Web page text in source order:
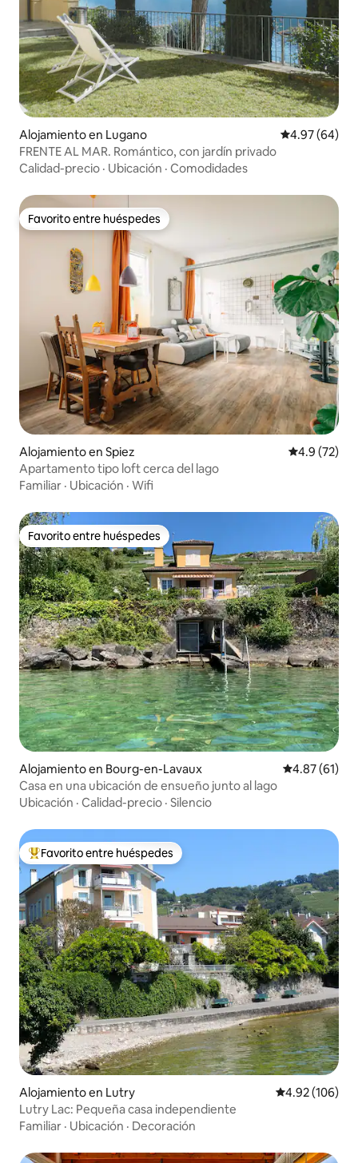
Alojamiento en Lugano Calificación
4.97 (64)
FRENTE AL MAR. Romántico, con jardín privado
Calidad-precio · Ubicación · Comodidades
Favorito entre huéspedes
Favorito entre huéspedes
Alojamiento en Spiez Calificación
4.9 (72)
Apartamento tipo loft cerca del lago
Familiar · Ubicación · Wifi
Favorito entre huéspedes
Favorito entre huéspedes
Alojamiento en Bourg-en-Lavaux Calificación
4.87 (61)
Casa en una ubicación de ensueño junto al lago
Ubicación · Calidad-precio · Silencio
Favorito entre huéspedes preferido
Favorito entre huéspedes
Alojamiento en Lutry Calificación
4.92 (106)
Lutry Lac: Pequeña casa independiente
Familiar · Ubicación · Decoración